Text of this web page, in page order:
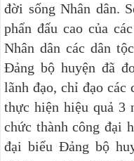
đời sống Nhân dân.
phấn đấu cao của
Nhân dân các dân
Đảng bộ huyện đã
lãnh đạo, chỉ đạo các
thực hiệnhiệu quả 3
chức thành công đại
đại biểu Đảng bộ